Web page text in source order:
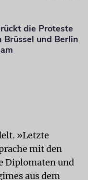
die Proteste
Brüssel und Berlin
»Letzte
mit den
Diplomaten und
aus dem